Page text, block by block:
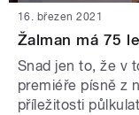
16. březen 2021
Žalman má 75
Snad jen to, že v
premiéře písně z
příležitosti